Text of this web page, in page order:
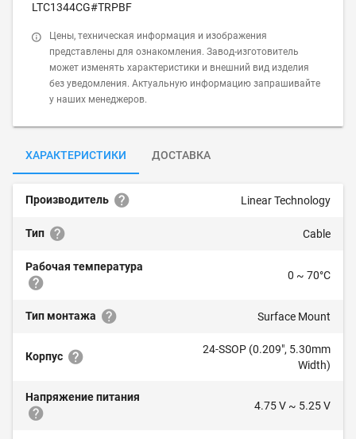
LTC1344CG#TRPBF
Цены, техническая информация и изображения
представлены для ознакомления. Завод-изготовитель
может изменять характеристики и внешний вид изделия
без уведомления. Актуальную информацию запрашивайте
у наших менеджеров.
ХАРАКТЕРИСТИКИ ДОСТАВКА
Производитель Linear Technology
Тип Cable
Рабочая температура
0 ~ 70°C
Тип монтажа Surface Mount
Корпус
24-SSOP (0.209", 5.30mm
Width)
Напряжение питания
4.75 V ~ 5.25 V